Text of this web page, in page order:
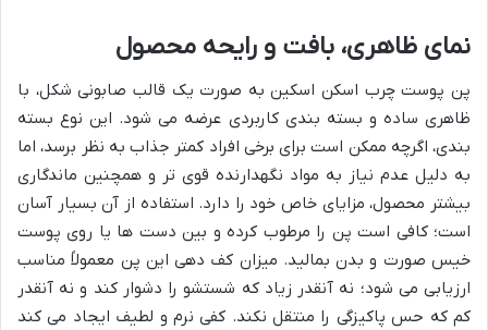
نمای ظاهری، بافت و رایحه محصول
پن پوست چرب اسکن اسکین به صورت یک قالب صابونی شکل، با
ظاهری ساده و بسته بندی کاربردی عرضه می شود. این نوع بسته
بندی، اگرچه ممکن است برای برخی افراد کمتر جذاب به نظر برسد، اما
به دلیل عدم نیاز به مواد نگهدارنده قوی تر و همچنین ماندگاری
بیشتر محصول، مزایای خاص خود را دارد. استفاده از آن بسیار آسان
است؛ کافی است پن را مرطوب کرده و بین دست ها یا روی پوست
خیس صورت و بدن بمالید. میزان کف دهی این پن معمولاً مناسب
ارزیابی می شود؛ نه آنقدر زیاد که شستشو را دشوار کند و نه آنقدر
کم که حس پاکیزگی را منتقل نکند. کفی نرم و لطیف ایجاد می کند